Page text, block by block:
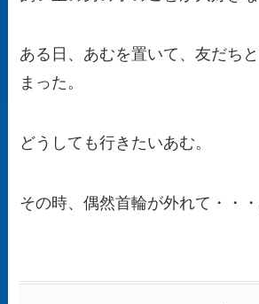
ある日、あむを置いて、友だち
まった。
どうしても行きたいあむ。
その時、偶然首輪が外れて・・・